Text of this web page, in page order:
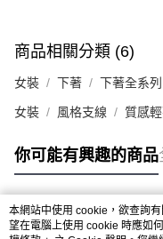
商品相關分類 (6)
女裝 下著 下著全系列
女裝 風格支線 質感
你可能有興趣的商品
熱門標籤
本網站中使用 cookie，欲查詢
望在電腦上使用 cookie 時應如